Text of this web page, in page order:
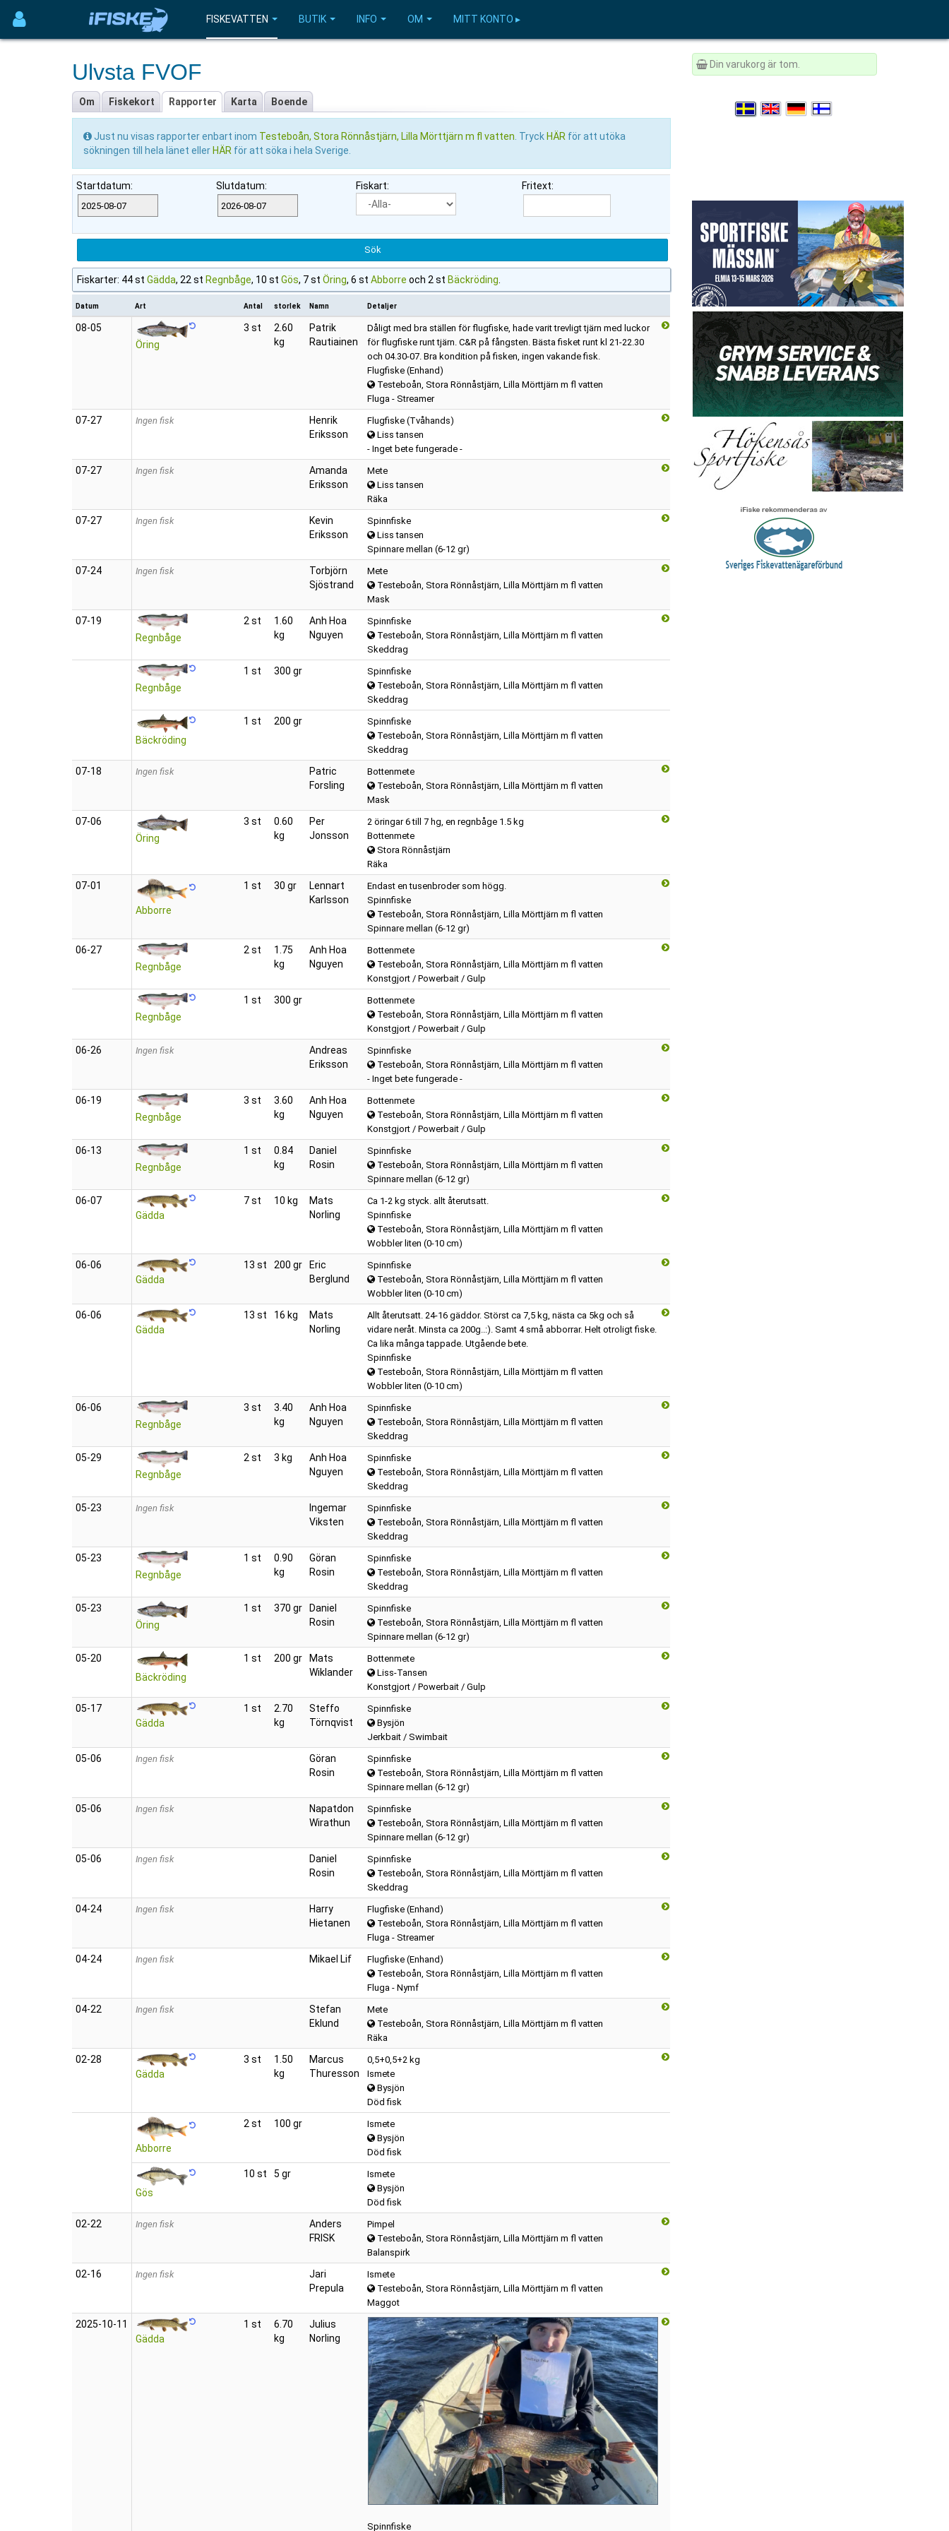
FISKEVATTEN BUTIK INFO OM MITT KONTO ▸
Ulvsta FVOF
Om Fiskekort Rapporter Karta Boende
Just nu visas rapporter enbart inom Testeboån, Stora Rönnåstjärn, Lilla Mörttjärn m fl vatten . Tryck HÄR för att utöka
sökningen till hela länet eller HÄR för att söka i hela Sverige.
Startdatum: Slutdatum: Fiskart: Fritext:
Fiskarter: 44 st Gädda, 22 st Regnbåge, 10 st Gös, 7 st Öring, 6 st Abborre och 2 st Bäckröding
Datum Art Antal storlek Namn Detaljer
08‑05
Öring
3 st
2.60
kg
Patrik
Rautiainen
Dåligt med bra ställen för flugfiske, hade varit trevligt tjärn med luckor
för flugfiske runt tjärn. C&R på fångsten. Bästa fisket runt kl 21-22.30
och 04.30-07. Bra kondition på fisken, ingen vakande fisk.
Flugfiske (Enhand)
Testeboån, Stora Rönnåstjärn, Lilla Mörttjärn m fl vatten
Fluga - Streamer
07‑27 Ingen fisk
Henrik
Eriksson
Flugfiske (Tvåhands)
Liss tansen
- Inget bete fungerade -
07‑27 Ingen fisk
Amanda
Eriksson
Mete
Liss tansen
Räka
07‑27 Ingen fisk
Kevin
Eriksson
Spinnfiske
Liss tansen
Spinnare mellan (6-12 gr)
07‑24 Ingen fisk
Torbjörn
Sjöstrand
Mete
Testeboån, Stora Rönnåstjärn, Lilla Mörttjärn m fl vatten
Mask
07‑19
Regnbåge
2 st
1.60
kg
Anh Hoa
Nguyen
Spinnfiske
Testeboån, Stora Rönnåstjärn, Lilla Mörttjärn m fl vatten
Skeddrag
Regnbåge
1 st 300 gr
Spinnfiske
Testeboån, Stora Rönnåstjärn, Lilla Mörttjärn m fl vatten
Skeddrag
Bäckröding
1 st 200 gr
Spinnfiske
Testeboån, Stora Rönnåstjärn, Lilla Mörttjärn m fl vatten
Skeddrag
07‑18 Ingen fisk
Patric
Forsling
Bottenmete
Testeboån, Stora Rönnåstjärn, Lilla Mörttjärn m fl vatten
Mask
07‑06
Öring
3 st
0.60
kg
Per
Jonsson
2 öringar 6 till 7 hg, en regnbåge 1.5 kg
Bottenmete
Stora Rönnåstjärn
Räka
07‑01
Abborre
1 st 30 gr
Lennart
Karlsson
Endast en tusenbroder som högg.
Spinnfiske
Testeboån, Stora Rönnåstjärn, Lilla Mörttjärn m fl vatten
Spinnare mellan (6-12 gr)
06‑27
Regnbåge
2 st
1.75
kg
Anh Hoa
Nguyen
Bottenmete
Testeboån, Stora Rönnåstjärn, Lilla Mörttjärn m fl vatten
Konstgjort / Powerbait / Gulp
Regnbåge
1 st 300 gr
Bottenmete
Testeboån, Stora Rönnåstjärn, Lilla Mörttjärn m fl vatten
Konstgjort / Powerbait / Gulp
06‑26 Ingen fisk
Andreas
Eriksson
Spinnfiske
Testeboån, Stora Rönnåstjärn, Lilla Mörttjärn m fl vatten
- Inget bete fungerade -
06‑19
Regnbåge
3 st
3.60
kg
Anh Hoa
Nguyen
Bottenmete
Testeboån, Stora Rönnåstjärn, Lilla Mörttjärn m fl vatten
Konstgjort / Powerbait / Gulp
06‑13
Regnbåge
1 st
0.84
kg
Daniel
Rosin
Spinnfiske
Testeboån, Stora Rönnåstjärn, Lilla Mörttjärn m fl vatten
Spinnare mellan (6-12 gr)
06‑07
Gädda
7 st 10 kg
Mats
Norling
Ca 1-2 kg styck. allt återutsatt.
Spinnfiske
Testeboån, Stora Rönnåstjärn, Lilla Mörttjärn m fl vatten
Wobbler liten (0-10 cm)
06‑06
Gädda
13 st 200 gr
Eric
Berglund
Spinnfiske
Testeboån, Stora Rönnåstjärn, Lilla Mörttjärn m fl vatten
Wobbler liten (0-10 cm)
06‑06
Gädda
13 st 16 kg
Mats
Norling
Allt återutsatt. 24-16 gäddor. Störst ca 7,5 kg, nästa ca 5kg och så
vidare neråt. Minsta ca 200g..:). Samt 4 små abborrar. Helt otroligt fiske.
Ca lika många tappade. Utgående bete.
Spinnfiske
Testeboån, Stora Rönnåstjärn, Lilla Mörttjärn m fl vatten
Wobbler liten (0-10 cm)
06‑06
Regnbåge
3 st
3.40
kg
Anh Hoa
Nguyen
Spinnfiske
Testeboån, Stora Rönnåstjärn, Lilla Mörttjärn m fl vatten
Skeddrag
05‑29
Regnbåge
2 st 3 kg
Anh Hoa
Nguyen
Spinnfiske
Testeboån, Stora Rönnåstjärn, Lilla Mörttjärn m fl vatten
Skeddrag
05‑23 Ingen fisk
Ingemar
Viksten
Spinnfiske
Testeboån, Stora Rönnåstjärn, Lilla Mörttjärn m fl vatten
Skeddrag
05‑23
Regnbåge
1 st
0.90
kg
Göran
Rosin
Spinnfiske
Testeboån, Stora Rönnåstjärn, Lilla Mörttjärn m fl vatten
Skeddrag
05‑23
Öring
1 st 370 gr
Daniel
Rosin
Spinnfiske
Testeboån, Stora Rönnåstjärn, Lilla Mörttjärn m fl vatten
Spinnare mellan (6-12 gr)
05‑20
Bäckröding
1 st 200 gr
Mats
Wiklander
Bottenmete
Liss-Tansen
Konstgjort / Powerbait / Gulp
05‑17
Gädda
1 st
2.70
kg
Steffo
Törnqvist
Spinnfiske
Bysjön
Jerkbait / Swimbait
05‑06 Ingen fisk
Göran
Rosin
Spinnfiske
Testeboån, Stora Rönnåstjärn, Lilla Mörttjärn m fl vatten
Spinnare mellan (6-12 gr)
05‑06 Ingen fisk
Napatdon
Wirathun
Spinnfiske
Testeboån, Stora Rönnåstjärn, Lilla Mörttjärn m fl vatten
Spinnare mellan (6-12 gr)
05‑06 Ingen fisk
Daniel
Rosin
Spinnfiske
Testeboån, Stora Rönnåstjärn, Lilla Mörttjärn m fl vatten
Skeddrag
04‑24 Ingen fisk
Harry
Hietanen
Flugfiske (Enhand)
Testeboån, Stora Rönnåstjärn, Lilla Mörttjärn m fl vatten
Fluga - Streamer
04‑24 Ingen fisk Mikael Lif
Flugfiske (Enhand)
Testeboån, Stora Rönnåstjärn, Lilla Mörttjärn m fl vatten
Fluga - Nymf
04‑22 Ingen fisk
Stefan
Eklund
Mete
Testeboån, Stora Rönnåstjärn, Lilla Mörttjärn m fl vatten
Räka
02‑28
Gädda
3 st
1.50
kg
Marcus
Thuresson
0,5+0,5+2 kg
Ismete
Bysjön
Död fisk
Abborre
2 st 100 gr
Ismete
Bysjön
Död fisk
Gös
10 st 5 gr
Ismete
Bysjön
Död fisk
02‑22 Ingen fisk
Anders
FRISK
Pimpel
Testeboån, Stora Rönnåstjärn, Lilla Mörttjärn m fl vatten
Balanspirk
02‑16 Ingen fisk
Jari
Prepula
Ismete
Testeboån, Stora Rönnåstjärn, Lilla Mörttjärn m fl vatten
Maggot
2025‑10‑11
Gädda
1 st
6.70
kg
Julius
Norling
Spinnfiske
Din varukorg är tom.